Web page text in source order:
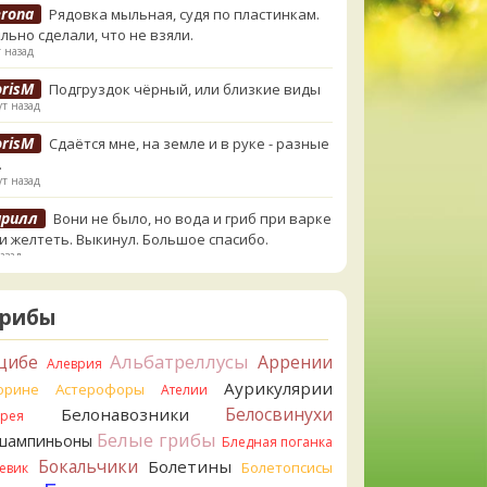
Рядовка мыльная, судя по пластинкам.
сделали, что не взяли.
Подгруздок чёрный, или близкие виды
назад
Сдаётся мне, на земле и в руке - разные
назад
Вони не было, но вода и гриб при варке
желтеть. Выкинул. Большое спасибо.
Спасибо.
В следующий раз вырвите его
и разрежьте ножку вертикально. Именно
Пожелтение у самого основания -
Алеврия Альбатреллусы Аррении
Астерофоры Ателии Аурикулярии
Белонавозники Белосвинухи
Белые грибы Бледная поганка
Бокальчики Болетины Болетопсисы